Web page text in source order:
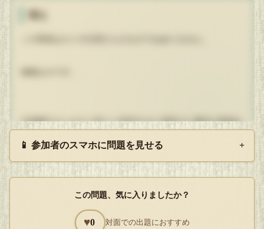
天童魔子さんはそう高々に宣言すると得意げに事件の真相を
カメオ社長は自分を殺すことにより大金と自由を得ることが
📱 参加者のスマホに問題を見せる +
この問題、気に入りましたか？
♥0 対面での出題におすすめ